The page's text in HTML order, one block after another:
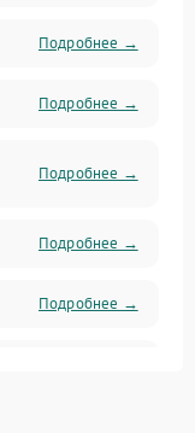
Подробнее →
Подробнее →
Подробнее →
Подробнее →
Подробнее →